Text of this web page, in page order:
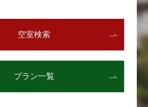
空室検索
プラン一覧